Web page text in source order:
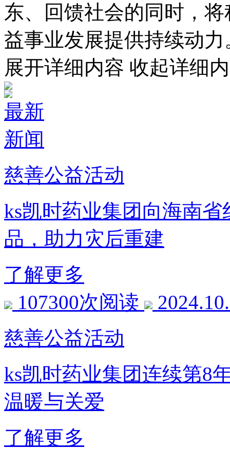
东、回馈社会的同时，
益事业发展提供持续动力
展开详细内容 收起详细
最新
新闻
慈善公益活动
ks凯时药业集团向海南
品，助力灾后重建
了解更多
107300次阅读
慈善公益活动
ks凯时药业集团连续第8
温暖与关爱
了解更多